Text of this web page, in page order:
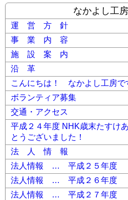
なかよし工
運 営 方 針
事 業 内 容
施 設 案 内
沿 革
こんにちは！ なかよし工房で
ボランティア募集
交通・アクセス
平成２４年度 NHK歳末たすけ
とうございました！
法 人 情 報
法人情報 … 平成２５年度
法人情報 … 平成２６年度
法人情報 … 平成２７年度